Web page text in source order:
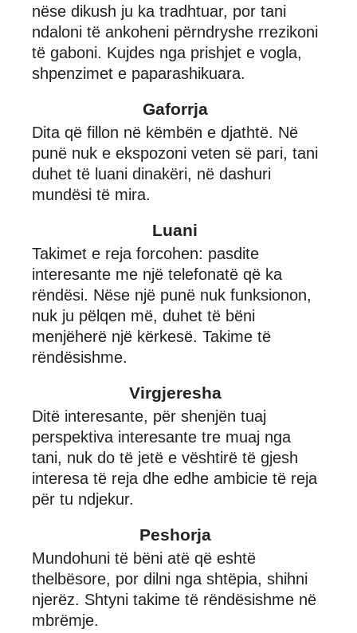
nëse dikush ju ka tradhtuar, por tani
ndaloni të ankoheni përndryshe rrezikoni
të gaboni. Kujdes nga prishjet e vogla,
shpenzimet e paparashikuara.
Gaforrja
Dita që fillon në këmbën e djathtë. Në
punë nuk e ekspozoni veten së pari, tani
duhet të luani dinakëri, në dashuri
mundësi të mira.
Luani
Takimet e reja forcohen: pasdite
interesante me një telefonatë që ka
rëndësi. Nëse një punë nuk funksionon,
nuk ju pëlqen më, duhet të bëni
menjëherë një kërkesë. Takime të
rëndësishme.
Virgjeresha
Ditë interesante, për shenjën tuaj
perspektiva interesante tre muaj nga
tani, nuk do të jetë e vështirë të gjesh
interesa të reja dhe edhe ambicie të reja
për tu ndjekur.
Peshorja
Mundohuni të bëni atë që eshtë
thelbësore, por dilni nga shtëpia, shihni
njerëz. Shtyni takime të rëndësishme në
mbrëmje.